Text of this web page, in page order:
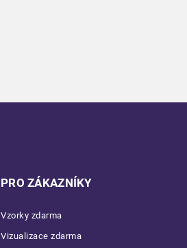
PRO ZÁKAZNÍKY
Vzorky zdarma
Vizualizace zdarma